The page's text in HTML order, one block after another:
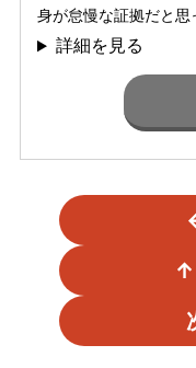
身が怠慢な証拠だと思
詳細を見る
↑